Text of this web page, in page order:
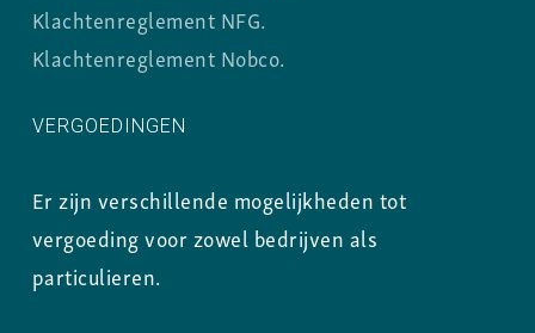
Klachtenreglement NFG.
Klachtenreglement Nobco.
VERGOEDINGEN
Er zijn verschillende mogelijkheden tot
vergoeding voor zowel bedrijven als
particulieren.